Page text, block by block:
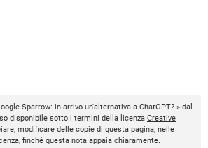
Sparrow: in arrivo un'alternativa a ChatGPT? » dal
disponibile sotto i termini della licenza Creative
modificare delle copie di questa pagina, nelle
finché questa nota appaia chiaramente.